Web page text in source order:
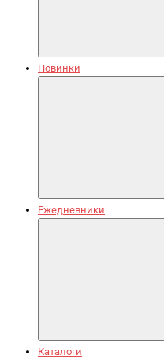
Новинки
Ежедневники
Каталоги